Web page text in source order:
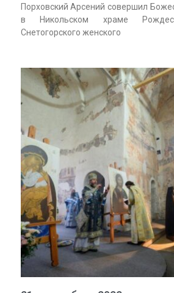
Порховский Арсений совершил
в Никольском храме
Снетогорского женского